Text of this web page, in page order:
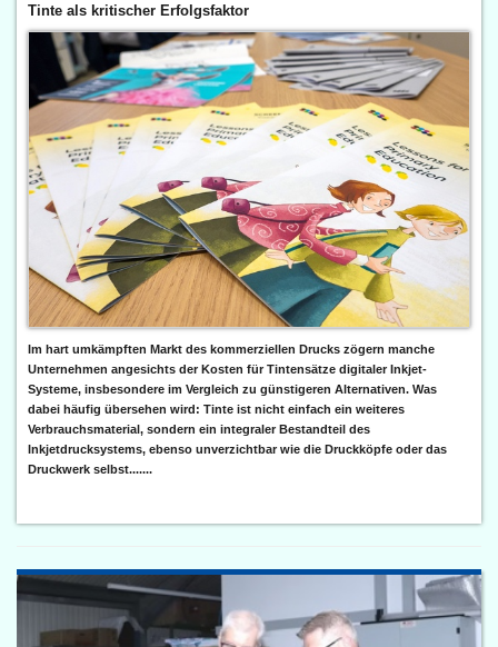
Tinte als kritischer Erfolgsfaktor
Im hart umkämpften Markt des kommerziellen Drucks zögern manche
Unternehmen angesichts der Kosten für Tintensätze digitaler Inkjet-
Systeme, insbesondere im Vergleich zu günstigeren Alternativen. Was
dabei häufig übersehen wird: Tinte ist nicht einfach ein weiteres
Verbrauchsmaterial, sondern ein integraler Bestandteil des
Inkjetdrucksystems, ebenso unverzichtbar wie die Druckköpfe oder das
Druckwerk selbst.......